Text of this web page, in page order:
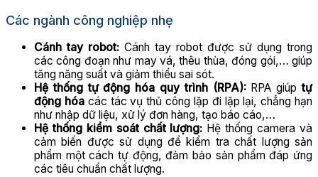
Các ngành công nghiệp nhẹ
Cánh tay robot: Cánh tay robot được sử dụng trong
các công đoạn như may vá, thêu thùa, đóng gói,… giúp
tăng năng suất và giảm thiểu sai sót.
Hệ thống tự động hóa quy trình (RPA):RPA giúptự
động hóacác tác vụ thủ công lặp đi lặp lại, chẳng hạn
như nhập dữ liệu, xử lý đơn hàng, tạo báo cáo,…
Hệ thống kiểm soát chất lượng: Hệ thống camera và
cảm biến được sử dụng để kiểm tra chất lượng sản
phẩm một cách tự động, đảm bảo sản phẩm đáp ứng
các tiêu chuẩn chất lượng.